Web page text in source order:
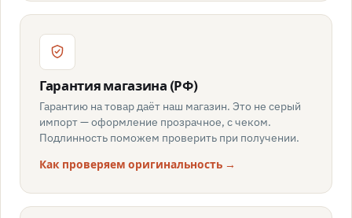
Гарантия магазина (РФ)
Гарантию на товар даёт наш магазин. Это не серый
импорт — оформление прозрачное, с чеком.
Подлинность поможем проверить при получении.
Как проверяем оригинальность →